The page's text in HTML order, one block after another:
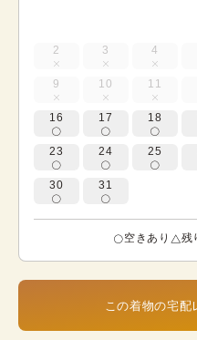
2 3 4
9 10 11
16 17 18
23 24 25
30 31
空きあり 残
この着物の宅配